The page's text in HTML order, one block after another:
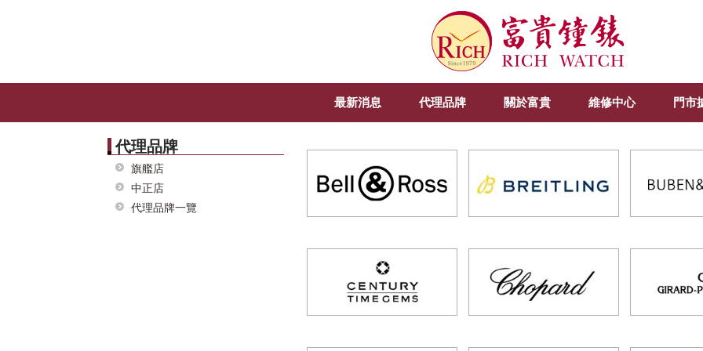
最新消息 代理品牌 關於富貴 維修中心 門市
代理品牌
旗艦店
中正店
代理品牌一覽